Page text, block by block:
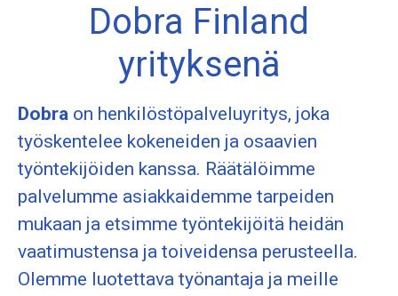
Dobra Finland
yrityksenä
Dobra on henkilöstöpalveluyritys, joka
työskentelee kokeneiden ja osaavien
työntekijöiden kanssa. Räätälöimme
palvelumme asiakkaidemme tarpeiden
mukaan ja etsimme työntekijöitä heidän
vaatimustensa ja toiveidensa perusteella.
Olemme luotettava työnantaja ja meille